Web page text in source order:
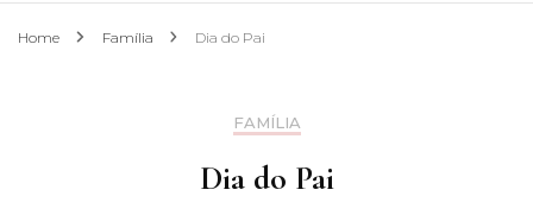
Home Família Dia do Pai
FAMÍLIA
Dia do Pai